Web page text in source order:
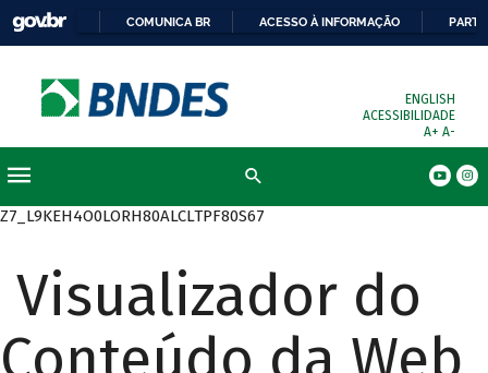
COMUNICA BR ACESSO À INFORMAÇÃO
ENGLISH
ACESSIBILIDADE
A+ A-
Z7_L9KEH4O0LORH80ALCLTPF80S67
Visualizador do
Conteúdo da Web